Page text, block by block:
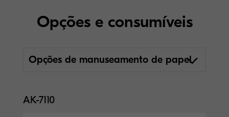
Opções e consumíveis
Opções de manuseamento de papel
AK-7110